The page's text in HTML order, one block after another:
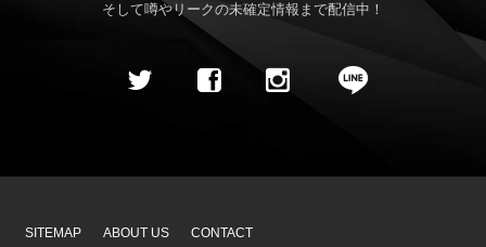
そして噂やリークの未確定情報まで配信中！
SITEMAP ABOUT US CONTACT